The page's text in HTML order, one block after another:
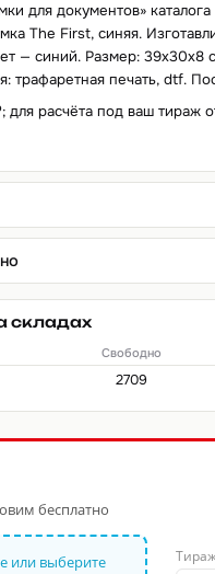
для документов»
The First, синяя.
— синий. Размер: 39х30х8
трафаретная печать, dtf.
для расчёта под ваш тираж
складах
Свободно
2709
бесплатно
или выберите